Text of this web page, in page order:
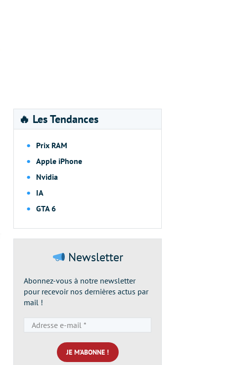
🔥 Les Tendances
Prix RAM
Apple iPhone
Nvidia
IA
GTA 6
Newsletter
Abonnez-vous à notre newsletter
pour recevoir nos dernières actus par
mail !
e-
mail
*